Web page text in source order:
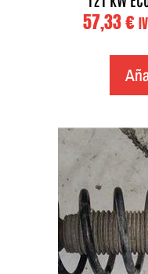
57,33€